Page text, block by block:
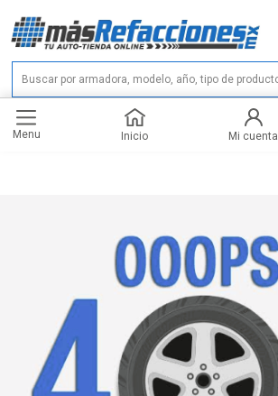
Menu Inicio Mi cuenta